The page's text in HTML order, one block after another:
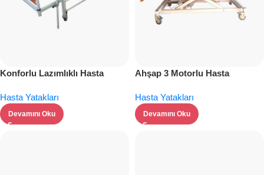
Konforlu Lazımlıklı Hasta
Hasta Yatakları
Devamını Oku
Ahşap 3 Motorlu Hasta
Hasta Yatakları
Devamını Oku